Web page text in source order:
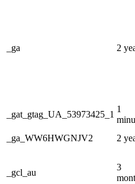
_ga 2
_gat_gtag_UA_53973425_1
1
_ga_WW6HWGNJV2
2
_gcl_au
3